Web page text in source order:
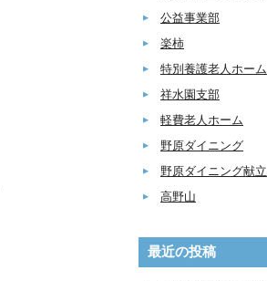
公益事業部
楽柿
特別養護老人ホーム
祥水園支部
軽費老人ホーム
野原ダイニング
野原ダイニング献立
高野山
最近の投稿